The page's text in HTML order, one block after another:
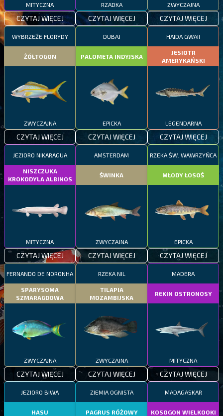
MITYCZNA
CZYTAJ WIĘCEJ
RZADKA
CZYTAJ WIĘCEJ
ZWYCZAJNA
CZYTAJ WIĘCEJ
WYBRZEŻE FLORYDY
ŻÓŁTOGON
ZWYCZAJNA
CZYTAJ WIĘCEJ
DUBAJ
PALOMETA INDYJSKA
EPICKA
CZYTAJ WIĘCEJ
HAIDA GWAII
JESIOTR
AMERYKAŃSKI
LEGENDARNA
CZYTAJ WIĘCEJ
JEZIORO NIKARAGUA
NISZCZUKA
KROKODYLA ALBINOS
MITYCZNA
CZYTAJ WIĘCEJ
AMSTERDAM
ŚWINKA
ZWYCZAJNA
CZYTAJ WIĘCEJ
RZEKA ŚW. WAWRZYŃCA
MŁODY ŁOSOŚ
EPICKA
CZYTAJ WIĘCEJ
FERNANDO DE NORONHA
SPARYSOMA
SZMARAGDOWA
ZWYCZAJNA
CZYTAJ WIĘCEJ
RZEKA NIL
TILAPIA
MOZAMBIJSKA
ZWYCZAJNA
CZYTAJ WIĘCEJ
MADERA
REKIN OSTRONOSY
MITYCZNA
CZYTAJ WIĘCEJ
JEZIORO BIWA
HASU
ZIEMIA OGNISTA
PAGRUS RÓŻOWY
MADAGASKAR
KOSOGON WIELKOOKI